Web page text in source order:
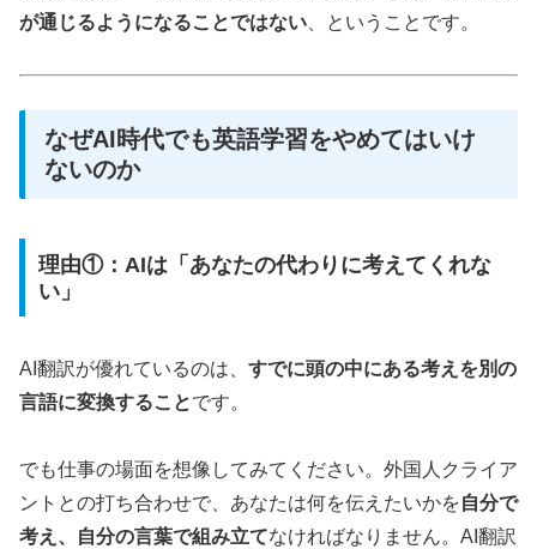
が通じるようになることではない 、ということです。
なぜAI時代でも英語学習をやめてはいけ
ないのか
理由①：AIは「あなたの代わりに考えてくれな
い」
AI翻訳が優れているのは、 すでに頭の中にある考えを別の
言語に変換することです。
でも仕事の場面を想像してみてください。外国人クライア
ントとの打ち合わせで、あなたは何を伝えたいかを自分で
考え、自分の言葉で組み立てなければなりません。AI翻訳